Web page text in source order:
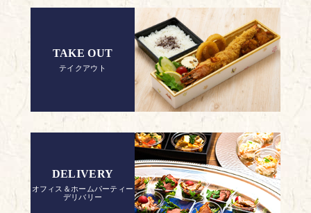
TAKE OUT
テイクアウト
DELIVERY
オフィス＆ホームパーティー
デリバリー